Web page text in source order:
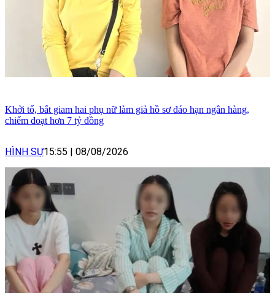
Khởi tố, bắt giam hai phụ nữ làm giả hồ sơ đáo hạn ngân hàng,
chiếm đoạt hơn 7 tỷ đồng
HÌNH SỰ15:55 | 08/08/2026